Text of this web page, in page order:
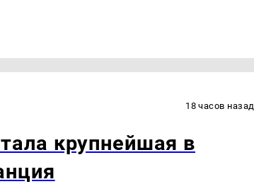
18 часов назад
крупнейшая в